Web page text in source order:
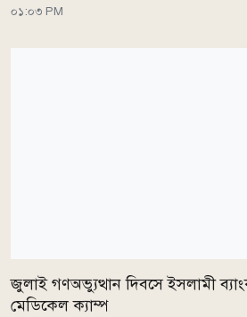
০১:০৩ PM
জুলাই গণঅভ্যুত্থান দিবসে ইসলামী
মেডিকেল ক্যাম্প